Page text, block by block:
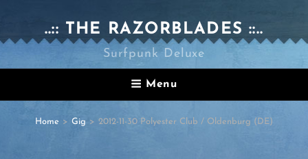
..:: THE RAZORBLADES ::..
Surfpunk Deluxe
Menu
Home > Gig > 2012-11-30 Polyester Club / Oldenburg (DE)